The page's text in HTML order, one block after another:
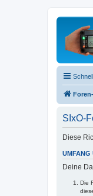
SIxO-
Diese
UMFANG
Deine
Die